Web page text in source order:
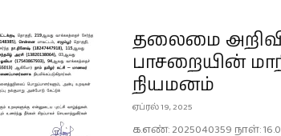
தலைமை
பாசறையின்
நியமனம்
ஏப்ரல் 19, 2025
க.எண்: 2025040359 நாள்: